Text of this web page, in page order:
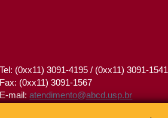
Tel: (0xx11) 3091-4195 / (0xx11) 3091-1541
Fax: (0xx11) 3091-1567
E-mail:atendimento@abcd.usp.br